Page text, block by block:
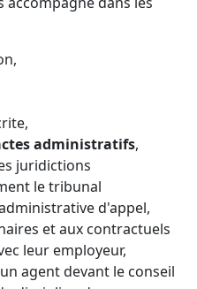
administratifs,
juridictions
le tribunal
d'appel,
et aux contractuels
leur employeur,
agent devant le conseil